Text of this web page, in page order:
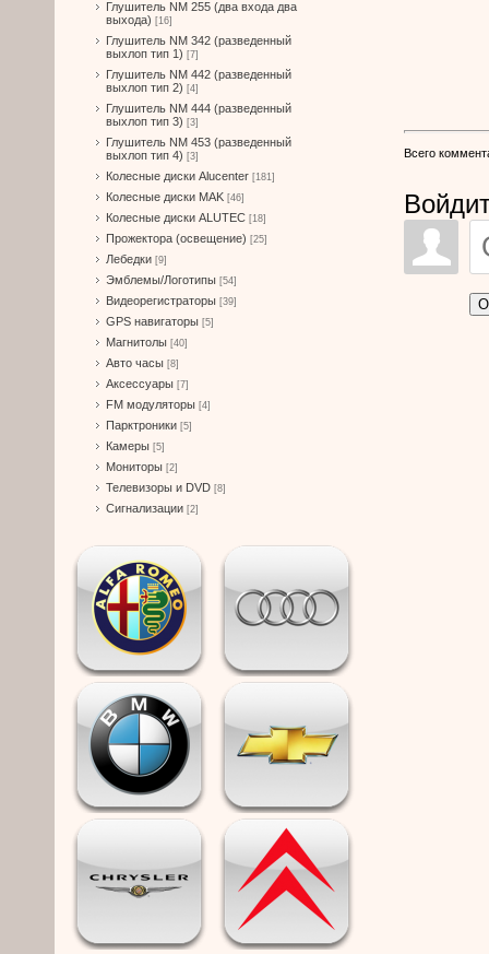
Глушитель NM 255 (два входа два
выхода) [16]
Глушитель NM 342 (разведенный
выхлоп тип 1) [7]
Глушитель NM 442 (разведенный
выхлоп тип 2) [4]
Глушитель NM 444 (разведенный
выхлоп тип 3) [3]
Глушитель NM 453 (разведенный
выхлоп тип 4) [3]
Колесные диски Alucenter [181]
Колесные диски MAK [46]
Колесные диски ALUTEC [18]
Прожектора (освещение) [25]
Лебедки [9]
Эмблемы/Логотипы [54]
Видеорегистраторы [39]
GPS навигаторы [5]
Магнитолы [40]
Авто часы [8]
Аксессуары [7]
FM модуляторы [4]
Парктроники [5]
Камеры [5]
Мониторы [2]
Телевизоры и DVD [8]
Сигнализации [2]
Всего